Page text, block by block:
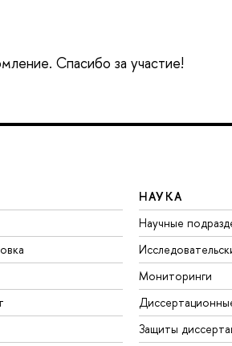
Спасибо за участие!
НАУКА
Научные
Мониторинги
Защиты